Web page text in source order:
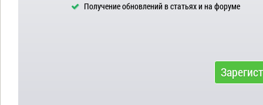
Получение обновлений в статьях и на форуме